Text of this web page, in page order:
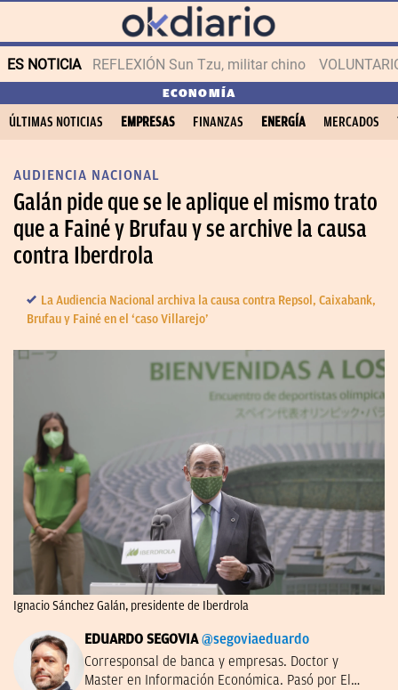
ES NOTICIA REFLEXIÓN Sun Tzu, militar chino
ECONOMÍA
ÚLTIMAS NOTICIAS EMPRESAS FINANZAS ENERGÍA MERCADOS
AUDIENCIA NACIONAL
Galán pide que se le aplique el mismo trato
que a Fainé y Brufau y se archive la causa
contra Iberdrola
La Audiencia Nacional archiva la causa contra Repsol, Caixabank,
Brufau y Fainé en el ‘caso Villarejo’
Ignacio Sánchez Galán, presidente de Iberdrola
EDUARDO SEGOVIA @segoviaeduardo
Corresponsal de banca y empresas. Doctor y
Master en Información Económica. Pasó por El